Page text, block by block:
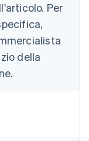
Per
della